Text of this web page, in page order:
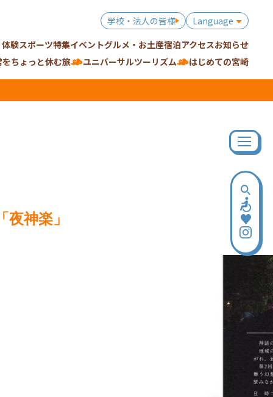
学校・法人の皆様
Language
験スポーツ特集イベントグルメ・お土産宿泊アクセスお知らせ
をちょっと休む旅
ユニバーサルツーリズム はじめての宮崎
神楽」